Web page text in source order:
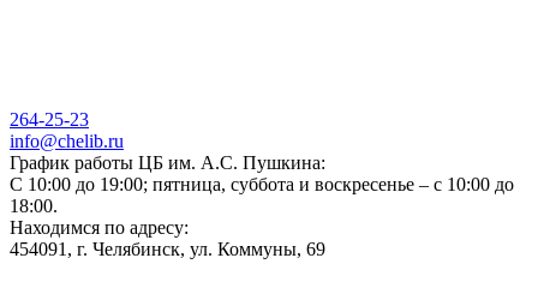
264-25-23
info@chelib.ru
График работы ЦБ им. А.С. Пушкина:
С 10:00 до 19:00; пятница, суббота и воскресенье – с 10:00 до
18:00.
Находимся по адресу:
454091, г. Челябинск, ул. Коммуны, 69